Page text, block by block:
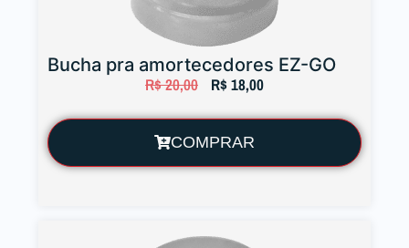
Bucha pra amortecedores EZ-GO
R$20,00 R$ 18,00
COMPRAR